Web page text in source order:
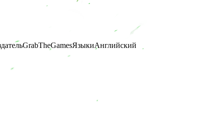
GrabTheGamesЯзыкиАнглийский